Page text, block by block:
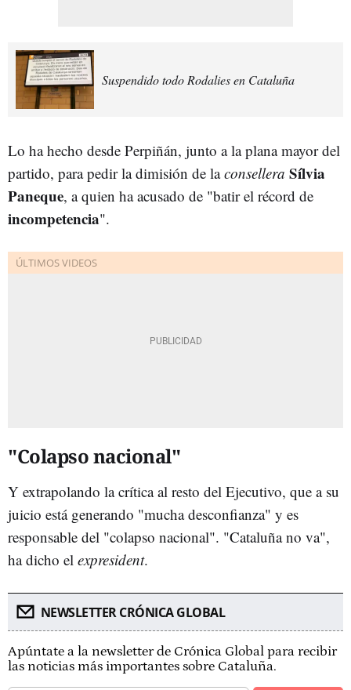
Suspendido todo Rodalies en Cataluña
Lo ha hecho desde Perpiñán, junto a la plana mayor del
partido, para pedir la dimisión de laconsellera Sílvia
Paneque, a quien ha acusado de "batir el récord de
incompetencia".
"Colapso nacional"
Y extrapolando la crítica al resto del Ejecutivo, que a su
juicio está generando "mucha desconfianza" y es
responsable del "colapso nacional". "Cataluña no va",
ha dicho el expresident.
NEWSLETTER CRÓNICA GLOBAL
Apúntate a la newsletter de Crónica Global para recibir
las noticias más importantes sobre Cataluña.